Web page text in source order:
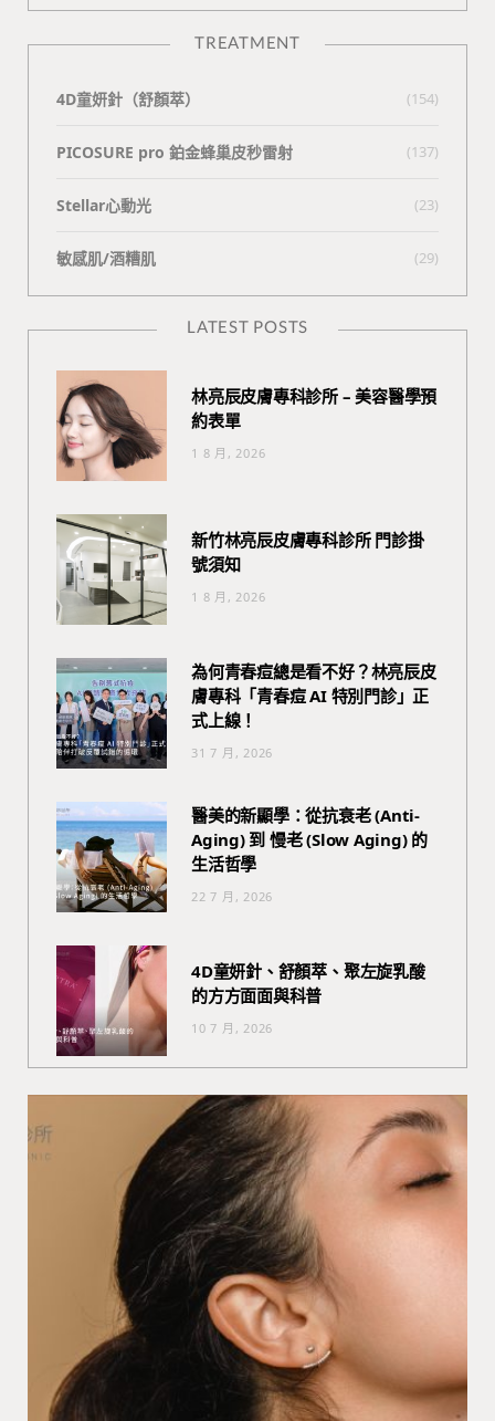
TREATMENT
4D童妍針（舒顏萃） (154)
PICOSURE pro 鉑金蜂巢皮秒雷射 (137)
Stellar心動光 (23)
敏感肌/酒糟肌 (29)
LATEST POSTS
林亮辰皮膚專科診所 – 美容醫學預
約表單
1 8 月, 2026
新竹林亮辰皮膚專科診所 門診掛
號須知
1 8 月, 2026
為何青春痘總是看不好？林亮辰皮
膚專科「青春痘 AI 特別門診」正
式上線！
31 7 月, 2026
醫美的新顯學：從抗衰老 (Anti-
Aging) 到 慢老 (Slow Aging) 的
生活哲學
22 7 月, 2026
4D童妍針、舒顏萃、聚左旋乳酸
的方方面面與科普
10 7 月, 2026